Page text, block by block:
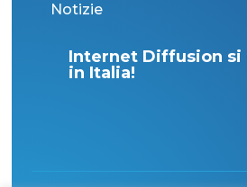
Notizie
Internet Diffusion si
in Italia!